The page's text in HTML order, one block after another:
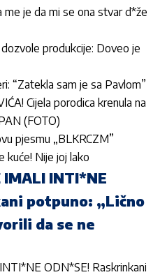
me je da mi se ona stvar d*že
produkcije: Doveo je
“Zatekla sam je sa Pavlom”
Cijela porodica krenula na
(FOTO)
pjesmu „BLKRCZM”
kuće! Nije joj lako
IMALI INTI*NE
potpuno: „Lično
da se ne
ODN*SE! Raskrinkani